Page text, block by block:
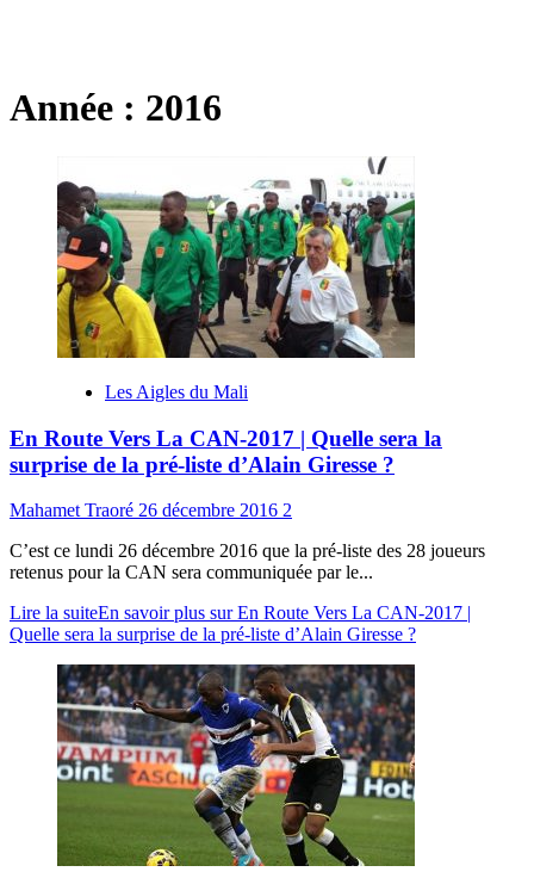
Année : 2016
Les Aigles du Mali
En Route Vers La CAN-2017 | Quelle sera la
surprise de la pré-liste d’Alain Giresse ?
Mahamet Traoré 26 décembre 2016 2
C’est ce lundi 26 décembre 2016 que la pré-liste des 28 joueurs
retenus pour la CAN sera communiquée par le...
Lire la suiteEn savoir plus sur En Route Vers La CAN-2017 |
Quelle sera la surprise de la pré-liste d’Alain Giresse ?